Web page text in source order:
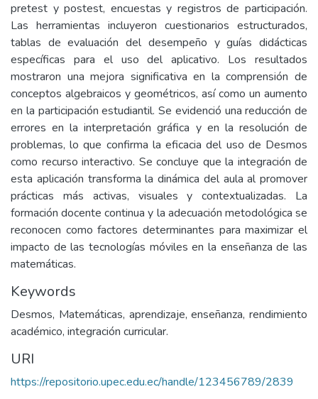
pretest y postest, encuestas y registros de participación.
Las herramientas incluyeron cuestionarios estructurados,
tablas de evaluación del desempeño y guías didácticas
específicas para el uso del aplicativo. Los resultados
mostraron una mejora significativa en la comprensión de
conceptos algebraicos y geométricos, así como un aumento
en la participación estudiantil. Se evidenció una reducción de
errores en la interpretación gráfica y en la resolución de
problemas, lo que confirma la eficacia del uso de Desmos
como recurso interactivo. Se concluye que la integración de
esta aplicación transforma la dinámica del aula al promover
prácticas más activas, visuales y contextualizadas. La
formación docente continua y la adecuación metodológica se
reconocen como factores determinantes para maximizar el
impacto de las tecnologías móviles en la enseñanza de las
matemáticas.
Keywords
Desmos, Matemáticas, aprendizaje, enseñanza, rendimiento
académico, integración curricular.
URI
https://repositorio.upec.edu.ec/handle/123456789/2839